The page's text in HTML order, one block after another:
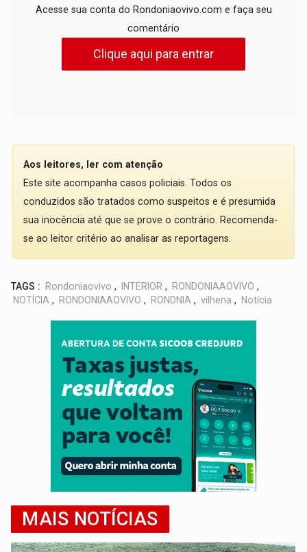
Acesse sua conta do Rondoniaovivo.com e faça seu
comentário
Clique aqui para entrar
Aos leitores, ler com atenção
Este site acompanha casos policiais. Todos os
conduzidos são tratados como suspeitos e é presumida
sua inocência até que se prove o contrário. Recomenda-
se ao leitor critério ao analisar as reportagens.
TAGS : Rondoniaovivo , INTERIOR , RONDONIAAOVIVO ,
NOTÍCIA , RONDONIAAOVIVO , RONDNIA , vilhena , Notícia
MAIS NOTÍCIAS